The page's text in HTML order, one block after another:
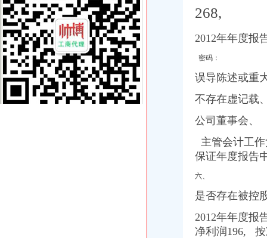
重庆出台2016年至2017年主城区标车提前淘汰市级财政励补贴实
广东天图物流股份有限公司法律意见书_天图物流（）_公告正文
泽众园林：公开转让说明书_泽众园林（）_公告正文
渝开发（000514）公告正文_财经_凤凰网
重庆渝北双凤桥香港公司注册/年审/查询|重庆列表网
【重庆屾山生物科技有限公司2018新招聘信息】_聘网
[公告]渝开发：拟转让重庆渝开发珊瑚置业有限公司股权项目资产评估
重庆市区装修时间
【重庆省双凤桥街道陶瓷变杯印机器厂家】价格,厂家,图片,
招商银行--渝开发（000514）拟转让股权项目资产评估报告书
重点关注|重庆出台主城标车提前淘汰补贴细则期限至今年底_搜狐
中国对外经济贸易文告（2008年第二十八期）-人文社科区-经济学家
渝开发：2008年半年度报告_渝开发（000514）_公告正文_财经_中国网
【成都中国联通德和代理店酒店】成都中国联通德和代理店酒店预订_
268,
2012年年度报
密码：
误导陈述或重
不存在虚记载
公司董事会、
主管会计工
保证年度报告
六、
是否存在被控
2012年年度报
净利润196, 按